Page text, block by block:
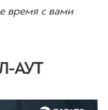
время с вами
АУТ